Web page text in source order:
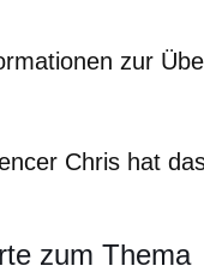
zur
einem neuen
Chris hat
zum Thema